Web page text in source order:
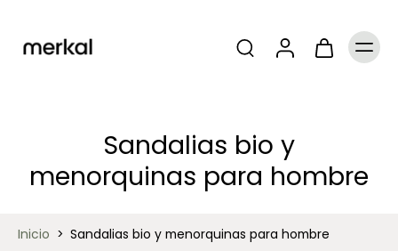
Sandalias bio y
menorquinas para hombre
Inicio > Sandalias bio y menorquinas para hombre